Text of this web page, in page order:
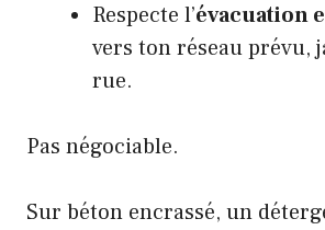
Respecte l’évacuation
vers ton réseau prévu,
rue.
Pas négociable.
Sur béton encrassé, un